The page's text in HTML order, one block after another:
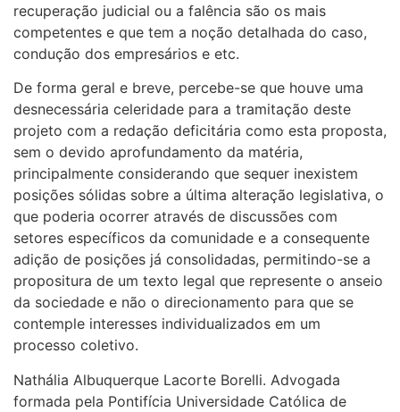
recuperação judicial ou a falência são os mais
competentes e que tem a noção detalhada do caso,
condução dos empresários e etc.
De forma geral e breve, percebe-se que houve uma
desnecessária celeridade para a tramitação deste
projeto com a redação deficitária como esta proposta,
sem o devido aprofundamento da matéria,
principalmente considerando que sequer inexistem
posições sólidas sobre a última alteração legislativa, o
que poderia ocorrer através de discussões com
setores específicos da comunidade e a consequente
adição de posições já consolidadas, permitindo-se a
propositura de um texto legal que represente o anseio
da sociedade e não o direcionamento para que se
contemple interesses individualizados em um
processo coletivo.
Nathália Albuquerque Lacorte Borelli. Advogada
formada pela Pontifícia Universidade Católica de